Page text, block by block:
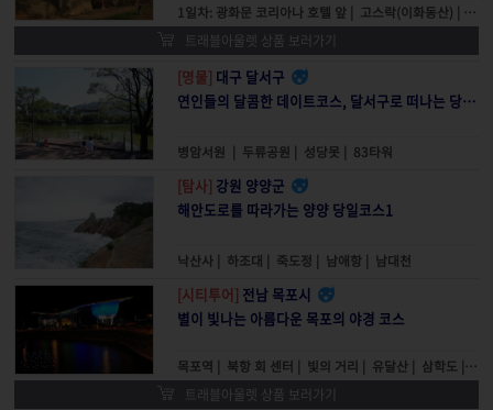
1일차: 광화문 코리아나 호텔 앞 | 고스락(이화동산) | 미
트래블아울렛 상품 보러가기
[명물] 대구 달서구
연인들의 달콤한 데이트코스, 달서구로 떠나는 당일코스1
병암서원 | 두류공원 | 성당못| 83타워
[탐사] 강원 양양군
해안도로를 따라가는 양양 당일코스1
낙산사| 하조대 | 죽도정 | 남애항| 남대천
[시티투어] 전남 목포시
별이 빛나는 아름다운 목포의 야경 코스
목포역 | 북항 회 센터 | 빛의 거리 | 유달산| 삼학도 | 갓
트래블아울렛 상품 보러가기